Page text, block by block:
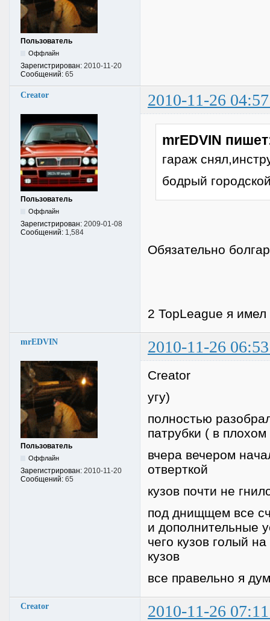
Пользователь
Оффлайн
Зарегистрирован: 2010-11-20
Сообщений: 65
Creator 2010-11-26
Пользователь
Оффлайн
Зарегистрирован: 2009-01-08
Сообщений: 1,584
mrEDVIN
гараж
бодрый
Обязательно
2 TopLeague я
mrEDVIN 2010-11-26
Пользователь
Оффлайн
Зарегистрирован: 2010-11-20
Сообщений: 65
Creator
угу)
полностью
патрубки ( в
вчера вечером
отверткой
кузов почти не
под днищщем все
и дополнительные
чего кузов голый
кузов
все правельно я
Creator 2010-11-26